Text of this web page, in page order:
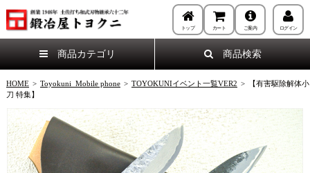
トップ カート ご案内 ログイン
商品カテゴリ 商品検索
HOME > Toyokuni_Mobile phone > TOYOKUNIイベント一覧VER2 >
【有害駆除解体小
刀 特集】